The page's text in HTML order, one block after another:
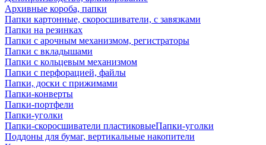
Архивные короба, папки
Папки картонные, скоросшиватели, с завязками
Папки на резинках
Папки с арочным механизмом, регистраторы
Папки с вкладышами
Папки с кольцевым механизмом
Папки с перфорацией, файлы
Папки, доски с прижимами
Папки-конверты
Папки-портфели
Папки-уголки
Папки-скоросшиватели пластиковыеПапки-уголки
Поддоны для бумаг, вертикальные накопители